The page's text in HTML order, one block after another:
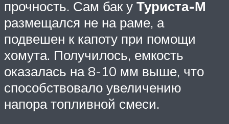
прочность. Сам бак у Туриста-М
размещался не на раме, а
подвешен к капоту при помощи
хомута. Получилось, емкость
оказалась на 8-10 мм выше, что
способствовало увеличению
напора топливной смеси.